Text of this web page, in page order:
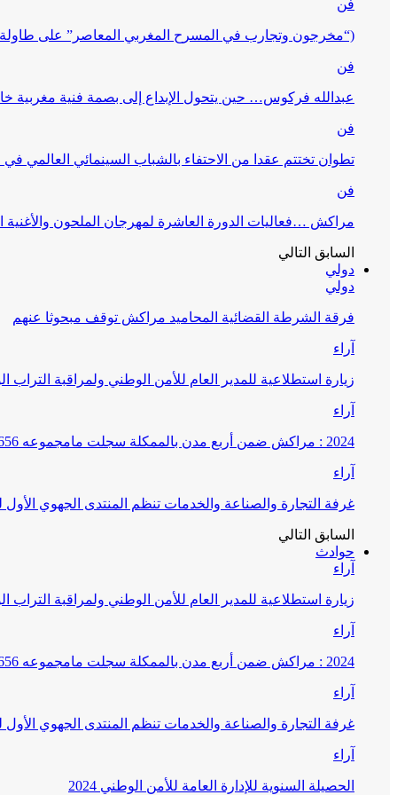
فن
(“مخرجون وتجارب في المسرح المغربي المعاصر” على
فن
عبدالله فركوس… حين يتحول الإبداع إلى بصمة فنية مغربية
فن
تطوان تختتم عقدا من الاحتفاء بالشباب السينمائي العالمي
فن
مراكش …فعاليات الدورة العاشرة لمهرجان الملحون والأغنية
السابق التالي
دولي
دولي
فرقة الشرطة القضائية المحاميد مراكش توقف مبحوثا عنهم
آراء
زيارة استطلاعية للمدير العام للأمن الوطني ولمراقبة التراب
آراء
2024 : مراكش ضمن أربع مدن بالممكلة سجلت مامجموعه 656 قضية تتعلق بغسيل الأموال
آراء
غرفة التجارة والصناعة والخدمات تنظم المنتدى الجهوي
السابق التالي
حوادث
آراء
زيارة استطلاعية للمدير العام للأمن الوطني ولمراقبة التراب
آراء
2024 : مراكش ضمن أربع مدن بالممكلة سجلت مامجموعه 656 قضية تتعلق بغسيل الأموال
آراء
غرفة التجارة والصناعة والخدمات تنظم المنتدى الجهوي
آراء
الحصيلة السنوية للإدارة العامة للأمن الوطني 2024